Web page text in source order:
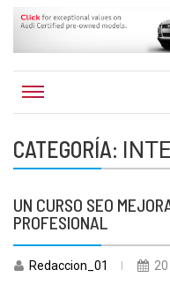
CATEGORÍA:
UN CURSO SEO
PROFESIONAL
Redaccion_01